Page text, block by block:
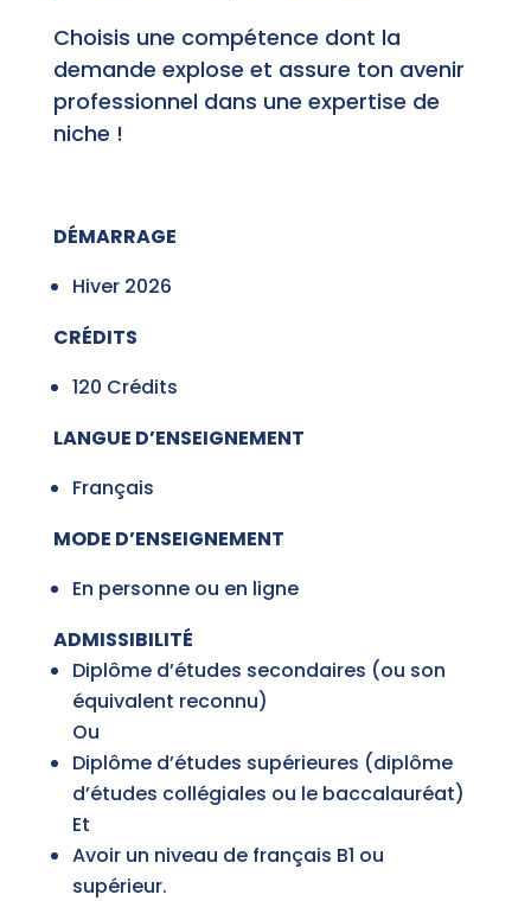
Choisis une compétence dont la
demande explose et assure ton avenir
professionnel dans une expertise de
niche !
DÉMARRAGE
Hiver 2026
CRÉDITS
120 Crédits
LANGUE D’ENSEIGNEMENT
Français
MODE D’ENSEIGNEMENT
En personne ou en ligne
ADMISSIBILITÉ
Diplôme d’études secondaires (ou son
équivalent reconnu)
Ou
Diplôme d’études supérieures (diplôme
d’études collégiales ou le baccalauréat)
Et
Avoir un niveau de français B1 ou
supérieur.